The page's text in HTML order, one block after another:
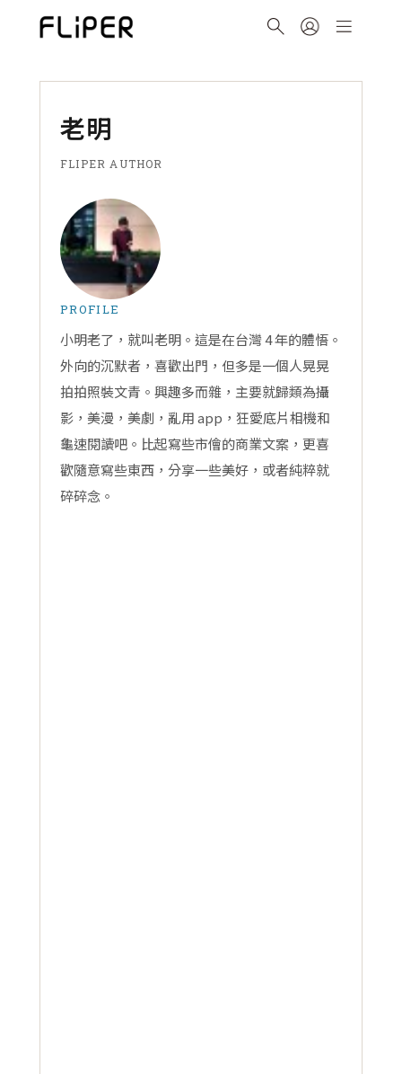
老明
FLIPER AUTHOR
PROFILE
小明老了，就叫老明。這是在台灣 4 年的體悟。
外向的沉默者，喜歡出門，但多是一個人晃晃
拍拍照裝文青。興趣多而雜，主要就歸類為攝
影，美漫，美劇，亂用 app，狂愛底片相機和
龜速閱讀吧。比起寫些市儈的商業文案，更喜
歡隨意寫些東西，分享一些美好，或者純粹就
碎碎念。